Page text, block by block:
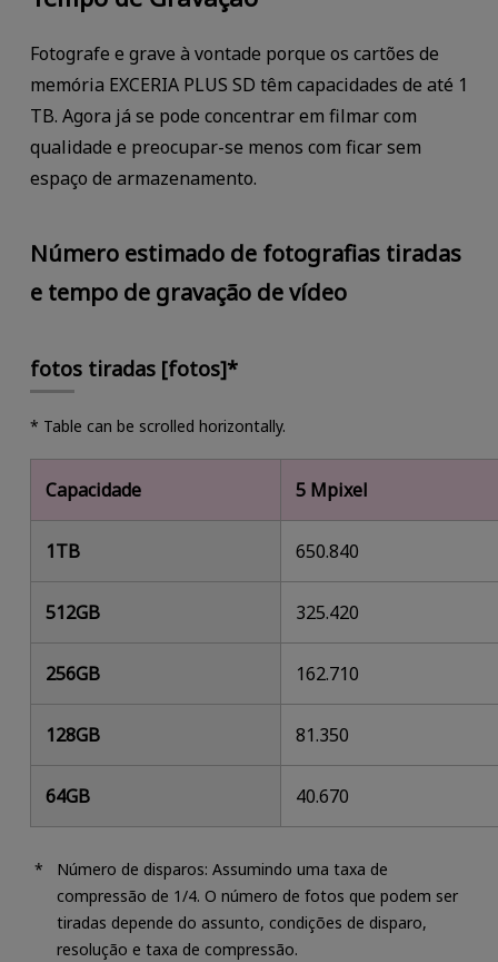
Fotografe e grave à vontade porque os cartões de
memória EXCERIA PLUS SD têm capacidades de até 1
TB. Agora já se pode concentrar em filmar com
qualidade e preocupar-se menos com ficar sem
espaço de armazenamento.
Número estimado de fotografias tiradas
e tempo de gravação de vídeo
fotos tiradas [fotos]*
* Table can be scrolled horizontally.
Capacidade 5 Mpixel
1TB 650.840
512GB 325.420
256GB 162.710
128GB 81.350
64GB 40.670
Número de disparos: Assumindo uma taxa de
compressão de 1/4. O número de fotos que podem ser
tiradas depende do assunto, condições de disparo,
resolução e taxa de compressão.